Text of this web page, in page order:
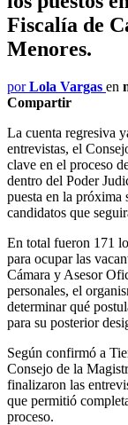
Fiscalía de
Menores.
porLola Vargas en
Compartir
La cuenta regresiva
entrevistas, el
clave en el proceso
dentro del Poder
puesta en la próxima
candidatos que
En total fueron 171
para ocupar las
Cámara y Asesor
personales, el
determinar qué
para su posterior
Según confirmó a
Consejo de la
finalizaron las
que permitió
proceso.